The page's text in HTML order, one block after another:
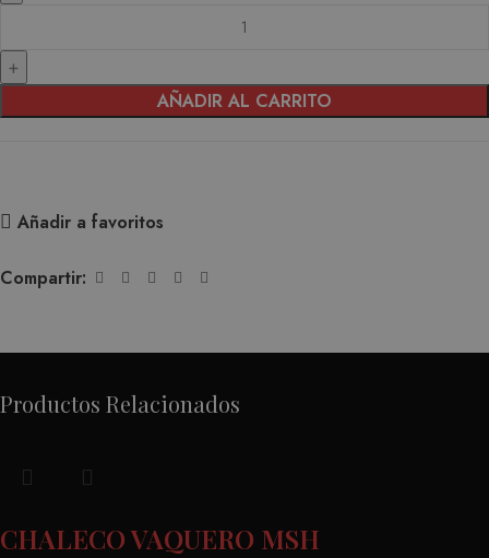
AÑADIR AL CARRITO
Añadir a favoritos
Compartir:
Productos Relacionados
CHALECO VAQUERO MSH